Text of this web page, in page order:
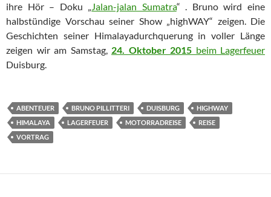
ihre Hör – Doku „Jalan-jalan Sumatra“ . Bruno wird eine
halbstündige Vorschau seiner Show „highWAY“ zeigen. Die
Geschichten seiner Himalayadurchquerung in voller Länge
zeigen wir am Samstag, 24. Oktober 2015 beim Lagerfeuer
Duisburg.
ABENTEUER BRUNO PILLITTERI DUISBURG
HIGHWAY
HIMALAYA
LAGERFEUER MOTORRADREISE
REISE
VORTRAG